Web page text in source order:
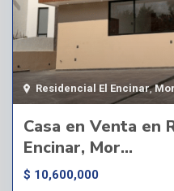
Residencial El Encinar,
Casa en Venta en
Encinar, Mor...
$ 10,600,000